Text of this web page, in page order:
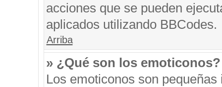
acciones que se pueden
aplicados utilizando BBCodes.
Arriba
» ¿Qué son los emoticonos?
Los emoticonos son